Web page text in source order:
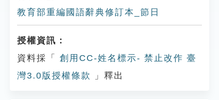
教育部重編國語辭典修訂本_節日
授權資訊：
資料採「
創用CC-姓名標示- 禁止改作 臺
灣3.0版授權條款
」釋出